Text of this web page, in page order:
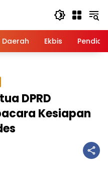
Daerah Ekbis
DPRD
Kesiapan